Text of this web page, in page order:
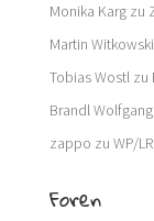
Monika Kargzu
Martin Witkowski
Tobias Wostlzu
Brandl Wolfgang
zappo zu WP/
Foren